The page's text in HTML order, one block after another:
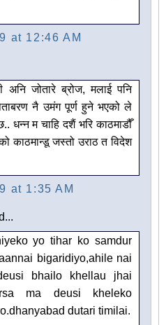
at 12:46 AM
अनि जोतारे ब्रोज, मलाई पनि
नै उमंग पूर्ण हुने भएको ले
धन्न म चाहि दशैं भरि काठमाडौँ
काठमान्डू जस्तो उराठ त विदेश
at 1:35 AM
yo tihar ko samdur
bigaridiyo,ahile nai
bhailo khellau jhai
ma deusi kheleko
dutari timilai.